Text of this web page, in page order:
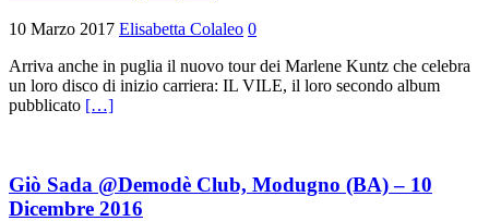
10 Marzo 2017 Elisabetta Colaleo 0
Arriva anche in puglia il nuovo tour dei Marlene Kuntz che celebra
un loro disco di inizio carriera: IL VILE, il loro secondo album
pubblicato […]
Giò Sada @Demodè Club, Modugno (BA) – 10
Dicembre 2016